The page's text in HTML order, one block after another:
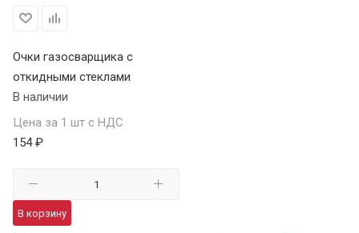
Очки газосварщика с
откидными стеклами
В наличии
Цена за 1 шт с НДС
154 ₽
В корзину